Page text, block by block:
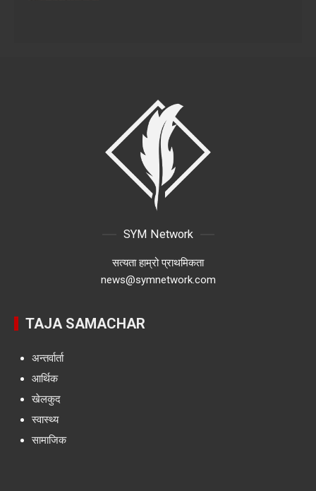
SYM Network
सत्यता हाम्रो प्राथमिकता
news@symnetwork.com
TAJA SAMACHAR
अन्तर्वार्ता
आर्थिक
खेलकुद
स्वास्थ्य
सामाजिक